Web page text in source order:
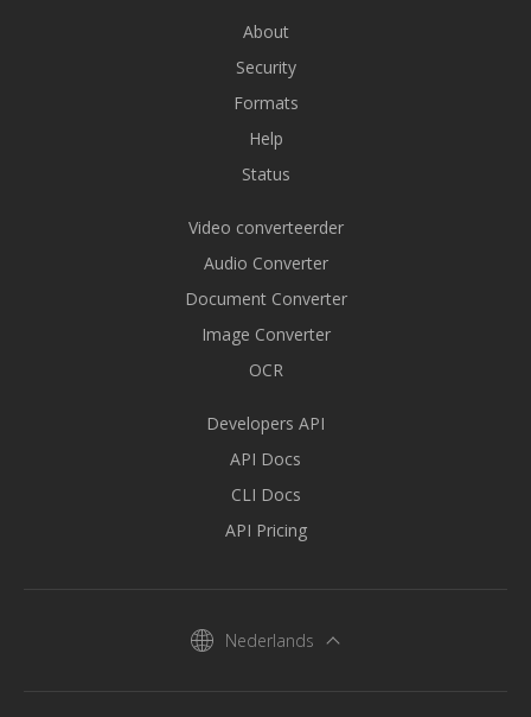
About
Security
Formats
Help
Status
Video converteerder
Audio Converter
Document Converter
Image Converter
OCR
Developers API
API Docs
CLI Docs
API Pricing
Nederlands